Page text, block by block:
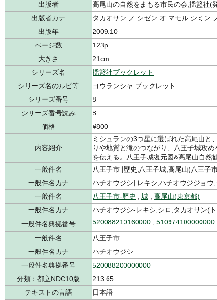
出版者
高尾山の自然をまもる市民の会,揺籃社(
出版者カナ
タカオサン ノ シゼン オ マモル シミン
出版年
2009.10
ページ数
123p
大きさ
21cm
シリーズ名
揺籃社ブックレット
シリーズ名のルビ等
ヨウランシャ ブックレット
シリーズ番号
8
シリーズ番号読み
8
価格
¥800
内容紹介
ミシュランの3つ星に選ばれた高尾山と
りや地質と滝のつながり、八王子城攻
を伝える。八王子城復元図&高尾山自然
一般件名
八王子市∥歴史,八王子城,高尾山(八王子
一般件名カナ
ハチオウジシ∥レキシ,ハチオウジジョウ
一般件名
八王子市-歴史 城
高尾山(東京都)
一般件名カナ
ハチオウジシ-レキシ,シロ,タカオサン(
一般件名典拠番号
520088210160000 510974100000000
一般件名
八王子市
一般件名カナ
ハチオウジシ
一般件名典拠番号
520088200000000
分類：都立NDC10版
213.65
テキストの言語
日本語